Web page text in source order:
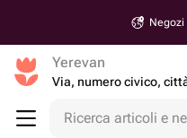
Yerevan
Via, numero civico,
Ricerca articoli e